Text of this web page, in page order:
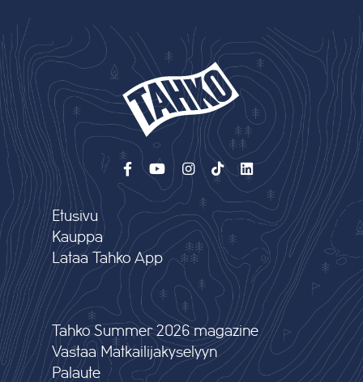
Etusivu
Kauppa
Lataa Tahko App
Tahko Summer 2026 magazine
Vastaa Matkailijakyselyyn
Palaute